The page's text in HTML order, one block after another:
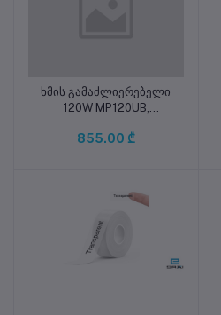
კალათაში დამატება
ხმის გამაძლიერებელი
120W MP120UB,
855.00 ₾